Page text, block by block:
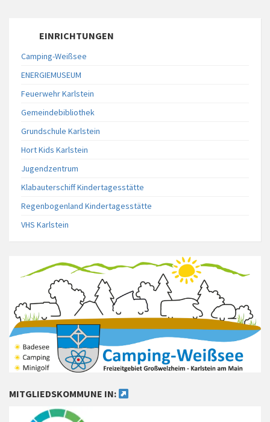
EINRICHTUNGEN
Camping-Weißsee
ENERGIEMUSEUM
Feuerwehr Karlstein
Gemeindebibliothek
Grundschule Karlstein
Hort Kids Karlstein
Jugendzentrum
Klabauterschiff Kindertagesstätte
Regenbogenland Kindertagesstätte
VHS Karlstein
MITGLIEDSKOMMUNE IN: